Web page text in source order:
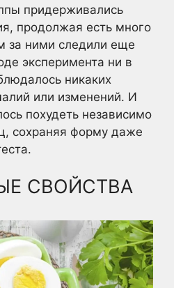
придерживались
продолжая есть много
за ними следили еще
эксперимента ни в
никаких
или изменений. И
похудеть независимо
сохраняя форму даже
СВОЙСТВА